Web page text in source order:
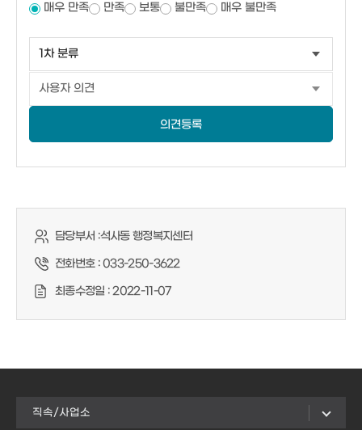
매우 만족 만족 보통 불만족 매우 불만족
의견등록
담당부서 :석사동 행정복지센터
전화번호 :033-250-3622
최종수정일 :2022-11-07
직속/사업소